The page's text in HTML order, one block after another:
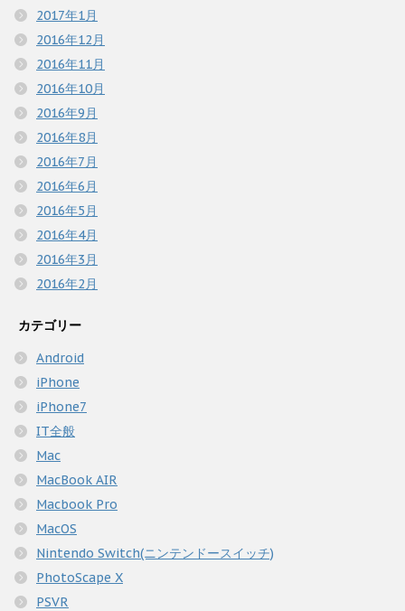
2017年1月
2016年12月
2016年11月
2016年10月
2016年9月
2016年8月
2016年7月
2016年6月
2016年5月
2016年4月
2016年3月
2016年2月
カテゴリー
Android
iPhone
iPhone7
IT全般
Mac
MacBook AIR
Macbook Pro
MacOS
Nintendo Switch(ニンテンドースイッチ)
PhotoScape X
PSVR